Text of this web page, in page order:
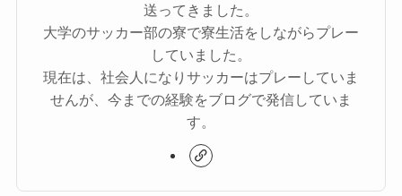
送ってきました。
大学のサッカー部の寮で寮生活をしながらプレー
していました。
現在は、社会人になりサッカーはプレーしていま
せんが、今までの経験をブログで発信していま
す。